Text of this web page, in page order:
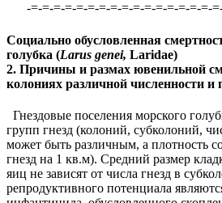
-=-=-=-=-=-=-=-=-=-=-=-=-=-=-=-=-
Социально обусловленная
голубка (Larus genei, Laridae)
2. Причины и размах ювенильной
колониях различной численности и
Гнездовые поселения морского
групп гнезд (колоний, субколоний,
может быть различным, а плотность
гнезд на 1 кв.м). Средний размер
яиц не зависят от числа гнезд в
репродуктивного потенциала